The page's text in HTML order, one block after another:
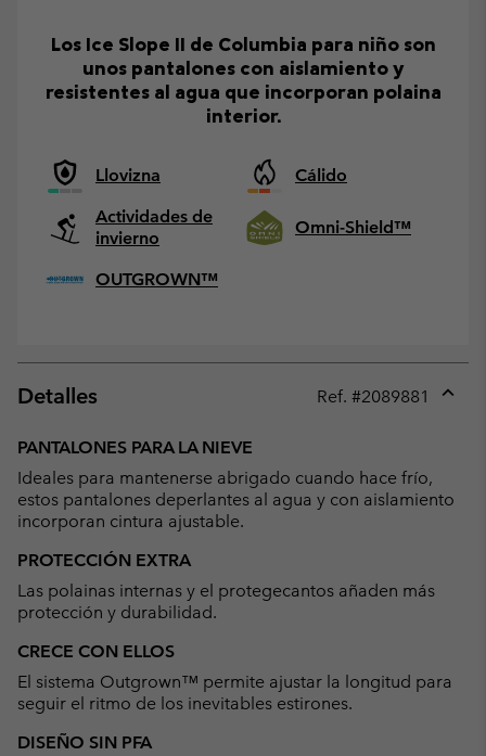
Los Ice Slope II de Columbia para niño son
unos pantalones con aislamiento y
resistentes al agua que incorporan polaina
interior.
Llovizna
Cálido
Actividades de
invierno
Omni-Shield™
OUTGROWN™
Detalles Ref. #2089881
PANTALONES PARA LA NIEVE
Ideales para mantenerse abrigado cuando hace frío,
estos pantalones deperlantes al agua y con aislamiento
incorporan cintura ajustable.
PROTECCIÓN EXTRA
Las polainas internas y el protegecantos añaden más
protección y durabilidad.
CRECE CON ELLOS
El sistema Outgrown™ permite ajustar la longitud para
seguir el ritmo de los inevitables estirones.
DISEÑO SIN PFA